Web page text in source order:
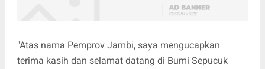
"Atas nama Pemprov Jambi, saya mengucapkan
terima kasih dan selamat datang di Bumi Sepucuk